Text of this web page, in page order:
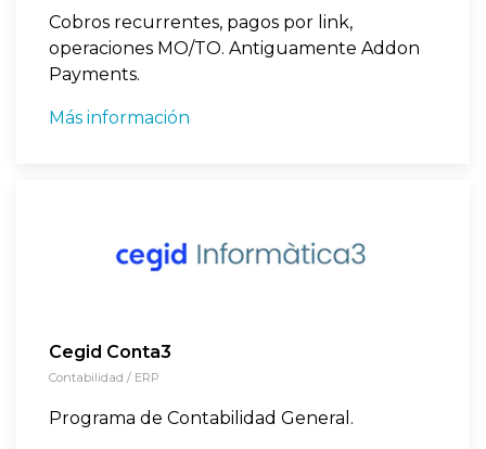
Cobros recurrentes, pagos por link,
operaciones MO/TO. Antiguamente Addon
Payments.
Más información
Cegid Conta3
Contabilidad / ERP
Programa de Contabilidad General.